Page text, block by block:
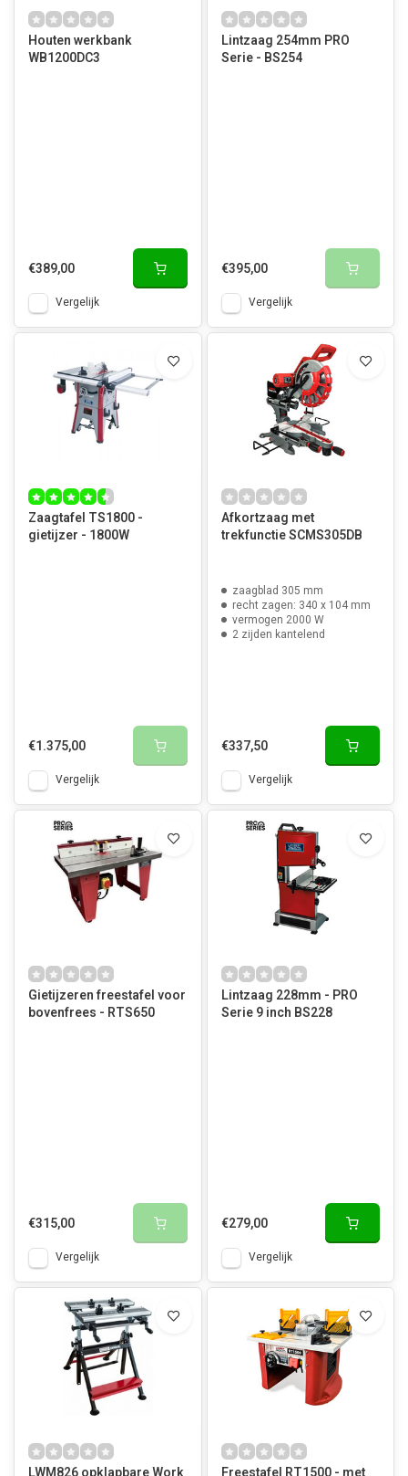
Houten werkbank
WB1200DC3
€389,00
Vergelijk
Lintzaag 254mm PRO
Serie - BS254
€395,00
Vergelijk
Zaagtafel TS1800 -
gietijzer - 1800W
€1.375,00
Vergelijk
Afkortzaag met
trekfunctie SCMS305DB
zaagblad 305 mm
recht zagen: 340 x 104 mm
vermogen 2000 W
2 zijden kantelend
€337,50
Vergelijk
Gietijzeren freestafel voor
bovenfrees - RTS650
€315,00
Vergelijk
Lintzaag 228mm - PRO
Serie 9 inch BS228
€279,00
Vergelijk